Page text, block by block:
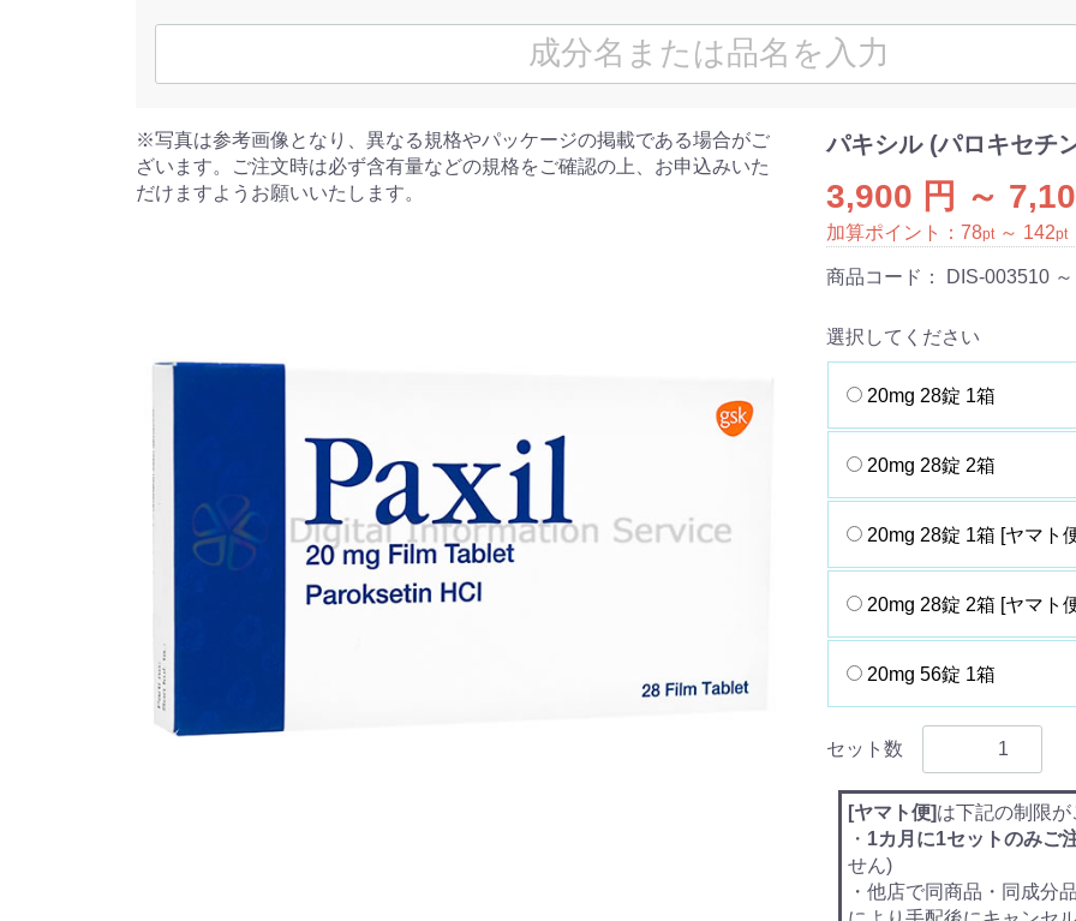
※写真は参考画像となり、異なる規格やパッケージの掲載である場合がご
ざいます。ご注文時は必ず含有量などの規格をご確認の上、お申込みいた
だけますようお願いいたします。
パキシル (パロキセチ
3,900 円 ～
加算ポイント： 78pt ～ 142pt
商品コード： DIS-003510
選択してください
20mg 28錠 1箱
20mg 28錠 2箱
20mg 28錠 1箱 [ヤマト
20mg 28錠 2箱 [ヤマト
20mg 56錠 1箱
セット数
[ヤマト便]は下記の制限
・ 1カ月に1セットのみご
せん)
・他店で同商品・同成分